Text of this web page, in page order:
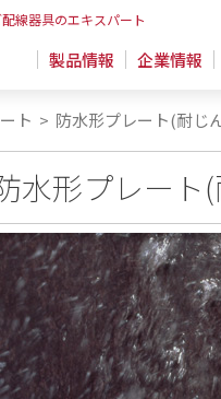
線器具のエキスパート
製品情報 企業情報
ト > 防水形プレート(耐じ
水形プレート